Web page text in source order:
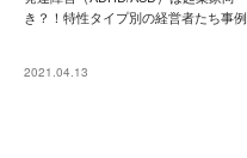
き？！特性タイプ別の経営者たち事例
2021.04.13